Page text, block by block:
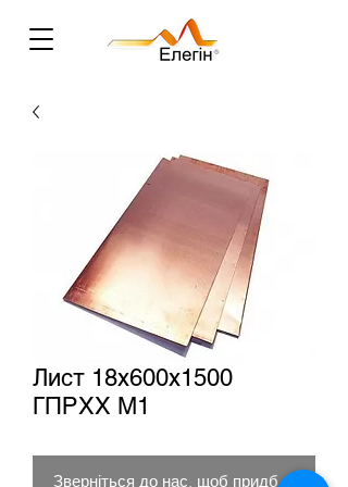
Лист 18х600х1500
ГПРХХ М1
Зверніться до нас, щоб придбати товар